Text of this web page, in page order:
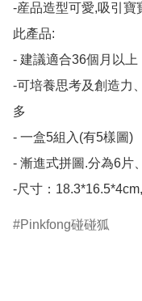
-産品造型可愛,吸引寶
此產品:
- 建議適合36個月以上
-可培養思考及創造力
多
- 一盒5組入(有5樣圖)
- 漸進式拼圖.分為6片
-尺寸：
Pinkfong碰碰狐